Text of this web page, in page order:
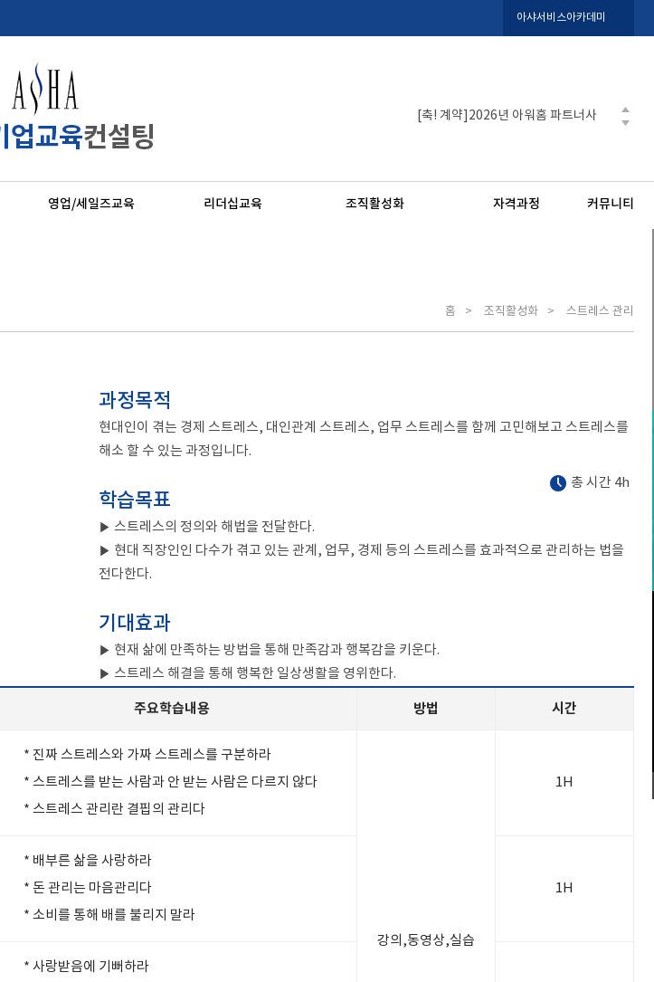
아샤서비스아카데미
[축! 계약]2026년 아워홈 파트너사
[축! 계약]2025년 포르쉐코리아 AS
[축! 계약]2025년 포르쉐코리아 CS
영업/세일즈교육 리더십교육 조직활성화 자격과정 커뮤니티
홈 조직활성화 스트레스 관리
과정목적
현대인이 겪는 경제 스트레스, 대인관계 스트레스, 업무 스트레스를 함께 고민해보고 스트레스를
해소 할 수 있는 과정입니다.
학습목표
▶ 스트레스의 정의와 해법을 전달한다.
▶ 현대 직장인인 다수가 겪고 있는 관계, 업무, 경제 등의 스트레스를 효과적으로 관리하는 법을
전다한다.
기대효과
▶ 현재 삶에 만족하는 방법을 통해 만족감과 행복감을 키운다.
▶ 스트레스 해결을 통해 행복한 일상생활을 영위한다.
총 시간 4h
주요학습내용 방법 시간
* 진짜 스트레스와 가짜 스트레스를 구분하라
* 스트레스를 받는 사람과 안 받는 사람은 다르지 않다
* 스트레스 관리란 결핍의 관리다
강의,동영상,실습
1H
* 배부른 삶을 사랑하라
* 돈 관리는 마음관리다
* 소비를 통해 배를 불리지 말라
1H
* 사랑받음에 기뻐하라